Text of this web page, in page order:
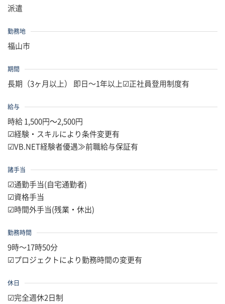
派遣
勤務地
福山市
期間
長期（3ヶ月以上） 即日〜1年以上☑正社員登用制度有
給与
時給 1,500円～2,500円
☑経験・スキルにより条件変更有
☑VB.NET経験者優遇≫前職給与保証有
諸手当
☑通勤手当(自宅通勤者)
☑資格手当
☑時間外手当(残業・休出)
勤務時間
9時〜17時50分
☑プロジェクトにより勤務時間の変更有
休日
☑完全週休2日制